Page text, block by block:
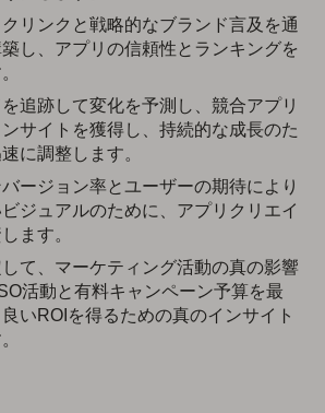
リンクと戦略的なブランド言及を通
し、アプリの信頼性とランキングを
追跡して変化を予測し、競合アプリ
サイトを獲得し、持続的な成長のた
に調整します。
ージョン率とユーザーの期待により
ジュアルのために、アプリクリエイ
ます。
て、マーケティング活動の真の影響
活動と有料キャンペーン予算を最
いROIを得るための真のインサイト